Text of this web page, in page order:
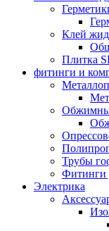
Клей
Плитка
фитинги и
Трубы
Фитинги
Электрика